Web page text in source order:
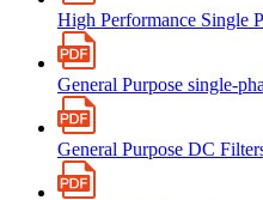
High Performance Single
General Purpose single-
General Purpose DC